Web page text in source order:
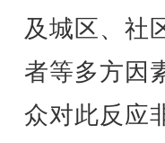
及城区、社
者等多方因
众对此反应